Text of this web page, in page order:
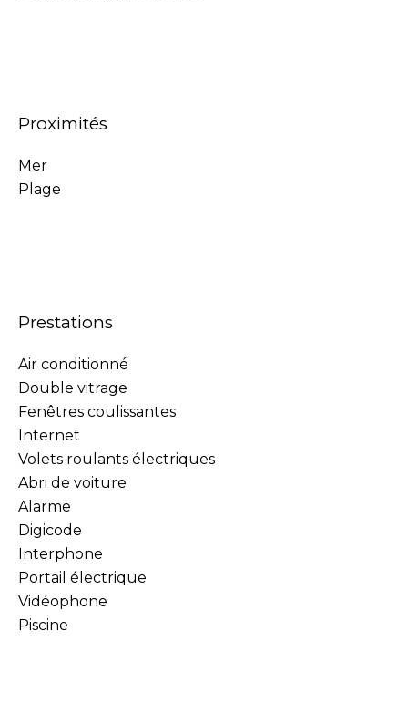
Proximités
Mer
Plage
Prestations
Air conditionné
Double vitrage
Fenêtres coulissantes
Internet
Volets roulants électriques
Abri de voiture
Alarme
Digicode
Interphone
Portail électrique
Vidéophone
Piscine